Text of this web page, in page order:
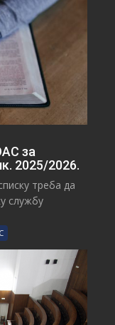
за
2025/2026.
треба да
службу